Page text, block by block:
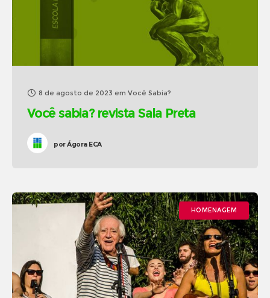
8 de agosto de 2023 em Você Sabia?
Você sabia? revista Sala Preta
porÁgora ECA
HOMENAGEM